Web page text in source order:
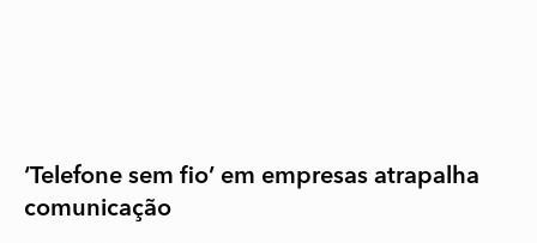
‘Telefone sem fio’ em empresas atrapalha
comunicação